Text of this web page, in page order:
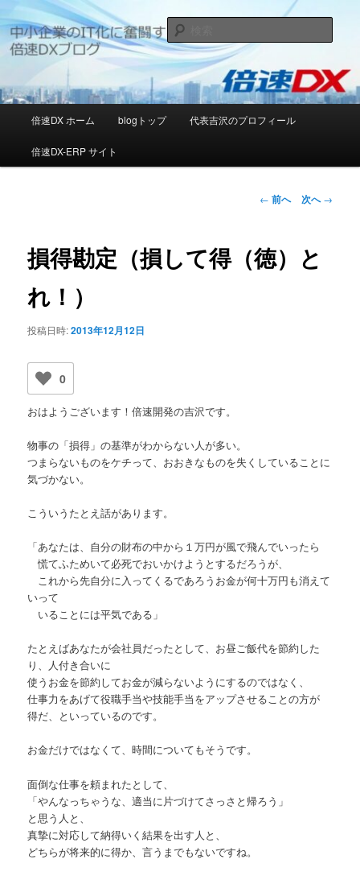
イ
ン
テ
[倍速DX]デジタルソリューションブ
ログ
日本の中小企業のIT化推進に邁進する[倍速DX]ブログ
索
メ
倍速DX ホーム blogトップ 代表吉沢のプロフィール
倍速DX-ERP サイト
投
ビ
ゲ
← 前へ 次へ→
損得勘定（損して得（徳）と
れ！）
投稿日時:2013年12月12日
0
おはようございます！倍速開発の吉沢です。
物事の「損得」の基準がわからない人が多い。
つまらないものをケチって、おおきなものを失くしていることに
気づかない。
こういうたとえ話があります。
「あなたは、自分の財布の中から１万円が風で飛んでいったら
慌てふためいて必死でおいかけようとするだろうが、
これから先自分に入ってくるであろうお金が何十万円も消えて
いって
いることには平気である」
たとえばあなたが会社員だったとして、お昼ご飯代を節約した
り、人付き合いに
使うお金を節約してお金が減らないようにするのではなく、
仕事力をあげて役職手当や技能手当をアップさせることの方が
得だ、といっているのです。
お金だけではなくて、時間についてもそうです。
面倒な仕事を頼まれたとして、
「やんなっちゃうな、適当に片づけてさっさと帰ろう」
と思う人と、
真摯に対応して納得いく結果を出す人と、
どちらが将来的に得か、言うまでもないですね。